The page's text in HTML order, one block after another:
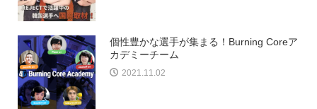
個性豊かな選手が集まる！Burning Coreア
カデミーチーム
2021.11.02